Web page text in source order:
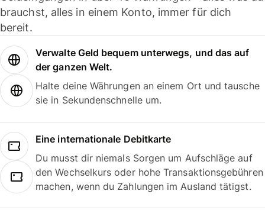
brauchst, alles in einem Konto, immer für dich
bereit.
Verwalte Geld bequem unterwegs, und das auf
der ganzen Welt.
Halte deine Währungen an einem Ort und tausche
sie in Sekundenschnelle um.
Eine internationale Debitkarte
Du musst dir niemals Sorgen um Aufschläge auf
den Wechselkurs oder hohe Transaktionsgebühren
machen, wenn du Zahlungen im Ausland tätigst.